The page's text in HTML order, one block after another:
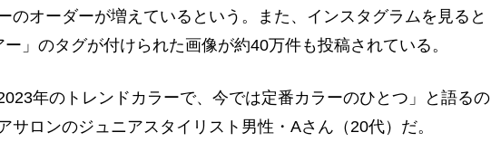
のオーダーが増えているという。また、インスタグラムを見ると
ー」のタグが付けられた画像が約40万件も投稿されている。
年のトレンドカラーで、今では定番カラーのひとつ」と語るの
サロンのジュニアスタイリスト男性・Aさん（20代）だ。